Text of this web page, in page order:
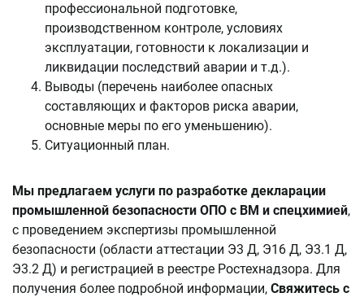
профессиональной подготовке,
производственном контроле, условиях
эксплуатации, готовности к локализации и
ликвидации последствий аварии и т.д.).
Выводы (перечень наиболее опасных
составляющих и факторов риска аварии,
основные меры по его уменьшению).
Ситуационный план.
Мы предлагаем услуги по разработке декларации
промышленной безопасности ОПО с ВМ и спецхимией,
с проведением экспертизы промышленной
безопасности (области аттестации Э3 Д, Э16 Д, Э3.1 Д,
Э3.2 Д) и регистрацией в реестре Ростехнадзора. Для
получения более подробной информации, Свяжитесь с